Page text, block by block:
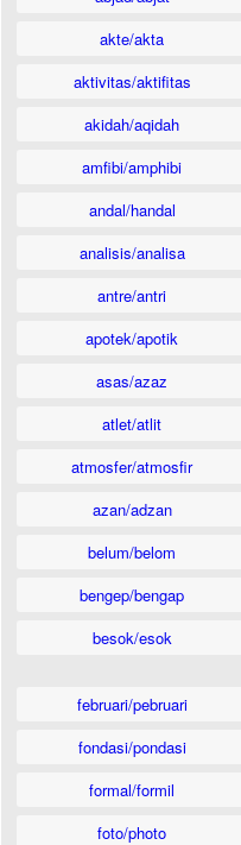
akte/akta
aktivitas/aktifitas
akidah/aqidah
amfibi/amphibi
andal/handal
analisis/analisa
antre/antri
apotek/apotik
asas/azaz
atlet/atlit
atmosfer/atmosfir
azan/adzan
belum/belom
bengep/bengap
besok/esok
februari/pebruari
fondasi/pondasi
formal/formil
foto/photo